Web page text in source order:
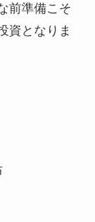
前準備こそ
資となりま